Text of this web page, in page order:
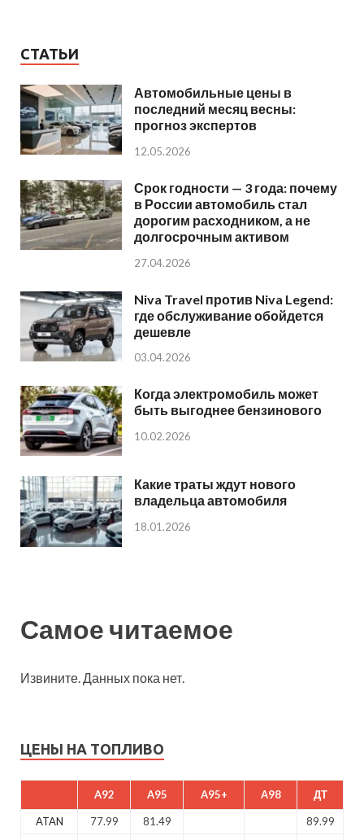
СТАТЬИ
Автомобильные цены в
последний месяц весны:
прогноз экспертов
12.05.2026
Срок годности — 3 года: почему
в России автомобиль стал
дорогим расходником, а не
долгосрочным активом
27.04.2026
Niva Travel против Niva Legend:
где обслуживание обойдется
дешевле
03.04.2026
Когда электромобиль может
быть выгоднее бензинового
10.02.2026
Какие траты ждут нового
владельца автомобиля
18.01.2026
Самое читаемое
Извините. Данных пока нет.
ЦЕНЫ НА ТОПЛИВО
A92 A95 A95+ A98 ДТ
ATAN 77.99 81.49
89.99